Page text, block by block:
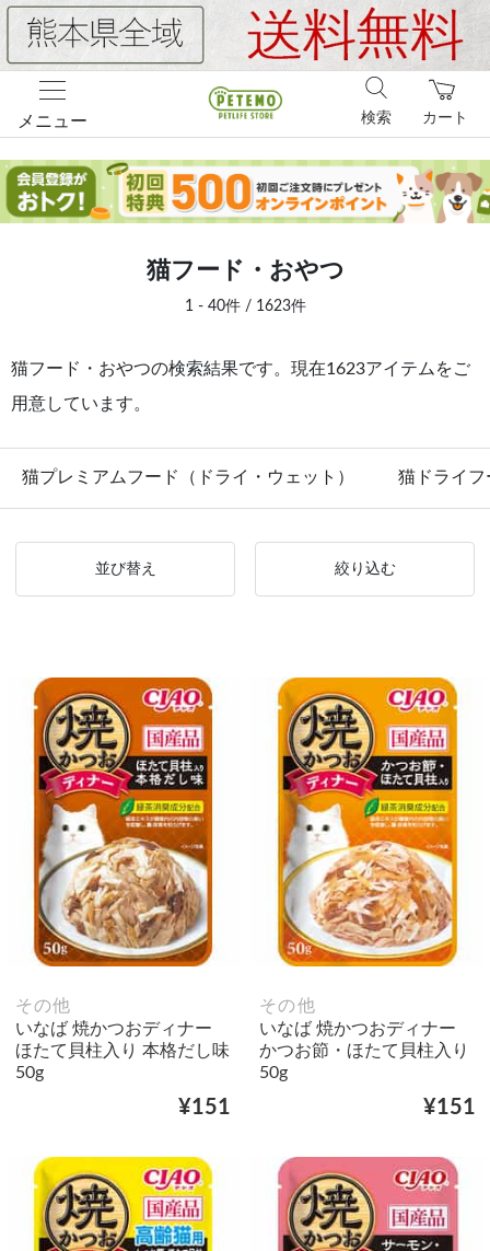
メニュー カート
検索
猫フード・おやつ
1 - 40件 / 1623件
猫フード・おやつの検索結果です。現在1623アイテムをご
用意しています。
猫プレミアムフード（ドライ・ウェット） 猫ドライフ
並び替え 絞り込む
その他
いなば 焼かつおディナー
ほたて貝柱入り 本格だし味
50g
¥151
その他
いなば 焼かつおディナー
かつお節・ほたて貝柱入り
50g
¥151